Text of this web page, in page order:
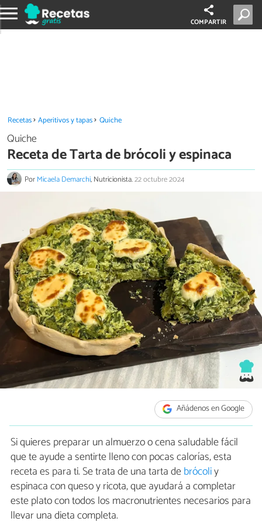
COMPARTIR
Recetas Aperitivos y tapas Quiche
Quiche
Receta de Tarta de brócoli y espinaca
PorMicaela Demarchi, Nutricionista.22 octubre 2024
Añádenos en Google
Si quieres preparar un almuerzo o cena saludable fácil
que te ayude a sentirte lleno con pocas calorías, esta
receta es para ti. Se trata de una tarta debrócoliy
espinaca con queso y ricota, que ayudará a completar
este plato con todos los macronutrientes necesarios para
llevar una dieta completa.